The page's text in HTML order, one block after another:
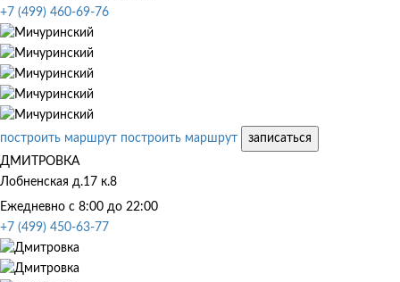
+7 (499) 460-69-76
построить маршрут построить маршрут
записаться
ДМИТРОВКА
Лобненская д.17 к.8
Ежедневно с 8:00 до 22:00
+7 (499) 450-63-77